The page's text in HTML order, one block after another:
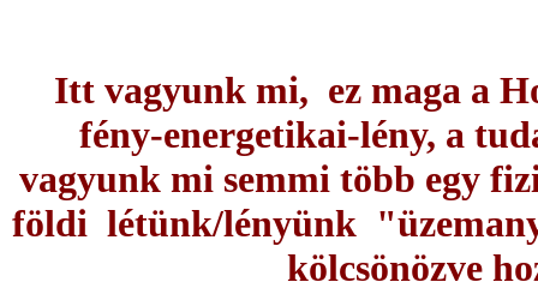
Itt vagyunk mi, ez maga a
fény-energetikai-lény, a
vagyunk mi semmi több egy
földi létünk/lényünk
kölcsönözve